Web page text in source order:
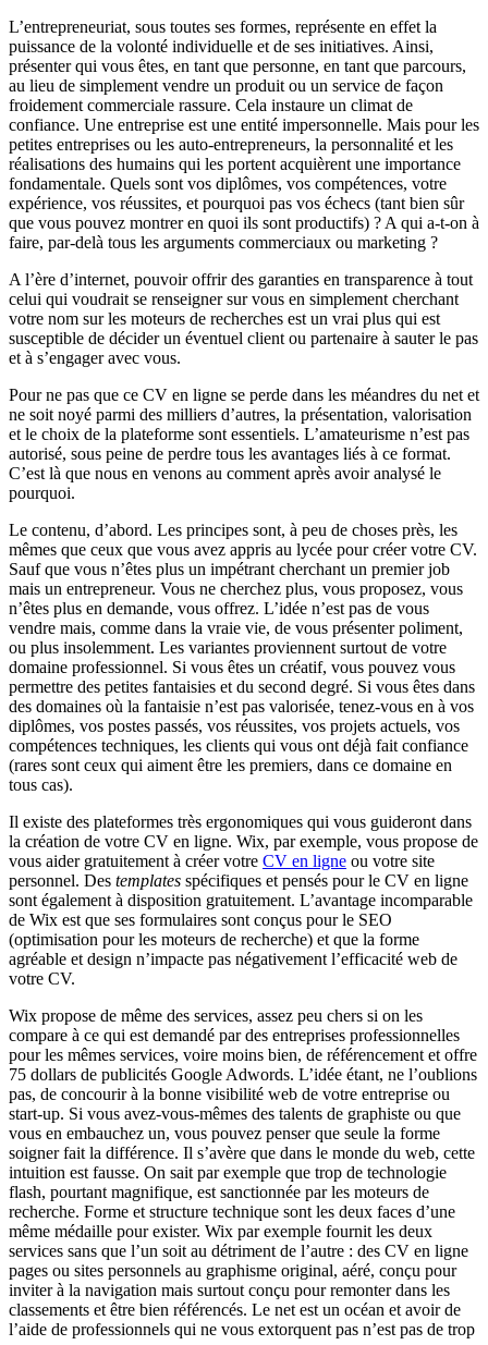
L’entrepreneuriat, sous toutes ses formes, représente en effet la
puissance de la volonté individuelle et de ses initiatives. Ainsi,
présenter qui vous êtes, en tant que personne, en tant que parcours,
au lieu de simplement vendre un produit ou un service de façon
froidement commerciale rassure. Cela instaure un climat de
confiance. Une entreprise est une entité impersonnelle. Mais pour les
petites entreprises ou les auto-entrepreneurs, la personnalité et les
réalisations des humains qui les portent acquièrent une importance
fondamentale. Quels sont vos diplômes, vos compétences, votre
expérience, vos réussites, et pourquoi pas vos échecs (tant bien sûr
que vous pouvez montrer en quoi ils sont productifs) ? A qui a-t-on à
faire, par-delà tous les arguments commerciaux ou marketing ?
A l’ère d’internet, pouvoir offrir des garanties en transparence à tout
celui qui voudrait se renseigner sur vous en simplement cherchant
votre nom sur les moteurs de recherches est un vrai plus qui est
susceptible de décider un éventuel client ou partenaire à sauter le pas
et à s’engager avec vous.
Pour ne pas que ce CV en ligne se perde dans les méandres du net et
ne soit noyé parmi des milliers d’autres, la présentation, valorisation
et le choix de la plateforme sont essentiels. L’amateurisme n’est pas
autorisé, sous peine de perdre tous les avantages liés à ce format.
C’est là que nous en venons au comment après avoir analysé le
pourquoi.
Le contenu, d’abord. Les principes sont, à peu de choses près, les
mêmes que ceux que vous avez appris au lycée pour créer votre CV.
Sauf que vous n’êtes plus un impétrant cherchant un premier job
mais un entrepreneur. Vous ne cherchez plus, vous proposez, vous
n’êtes plus en demande, vous offrez. L’idée n’est pas de vous
vendre mais, comme dans la vraie vie, de vous présenter poliment,
ou plus insolemment. Les variantes proviennent surtout de votre
domaine professionnel. Si vous êtes un créatif, vous pouvez vous
permettre des petites fantaisies et du second degré. Si vous êtes dans
des domaines où la fantaisie n’est pas valorisée, tenez-vous en à vos
diplômes, vos postes passés, vos réussites, vos projets actuels, vos
compétences techniques, les clients qui vous ont déjà fait confiance
(rares sont ceux qui aiment être les premiers, dans ce domaine en
tous cas).
Il existe des plateformes très ergonomiques qui vous guideront dans
la création de votre CV en ligne. Wix, par exemple, vous propose de
vous aider gratuitement à créer votre CV en ligne ou votre site
personnel. Des templates spécifiques et pensés pour le CV en ligne
sont également à disposition gratuitement. L’avantage incomparable
de Wix est que ses formulaires sont conçus pour le SEO
(optimisation pour les moteurs de recherche) et que la forme
agréable et design n’impacte pas négativement l’efficacité web de
votre CV.
Wix propose de même des services, assez peu chers si on les
compare à ce qui est demandé par des entreprises professionnelles
pour les mêmes services, voire moins bien, de référencement et offre
75 dollars de publicités Google Adwords. L’idée étant, ne l’oublions
pas, de concourir à la bonne visibilité web de votre entreprise ou
start-up. Si vous avez-vous-mêmes des talents de graphiste ou que
vous en embauchez un, vous pouvez penser que seule la forme
soigner fait la différence. Il s’avère que dans le monde du web, cette
intuition est fausse. On sait par exemple que trop de technologie
flash, pourtant magnifique, est sanctionnée par les moteurs de
recherche. Forme et structure technique sont les deux faces d’une
même médaille pour exister. Wix par exemple fournit les deux
services sans que l’un soit au détriment de l’autre : des CV en ligne
pages ou sites personnels au graphisme original, aéré, conçu pour
inviter à la navigation mais surtout conçu pour remonter dans les
classements et être bien référencés. Le net est un océan et avoir de
l’aide de professionnels qui ne vous extorquent pas n’est pas de trop